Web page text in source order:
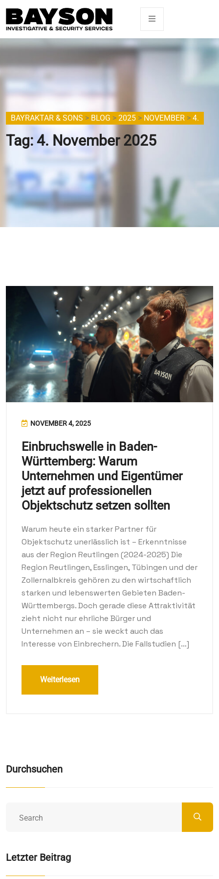
BAYRAKTAR & SONS > BLOG > 2025 > NOVEMBER > 4.
Tag: 4. November 2025
NOVEMBER 4, 2025
Einbruchswelle in Baden-
Württemberg: Warum
Unternehmen und Eigentümer
jetzt auf professionellen
Objektschutz setzen sollten
Warum heute ein starker Partner für
Objektschutz unerlässlich ist – Erkenntnisse
aus der Region Reutlingen (2024-2025) Die
Region Reutlingen, Esslingen, Tübingen und der
Zollernalbkreis gehören zu den wirtschaftlich
starken und lebenswerten Gebieten Baden-
Württembergs. Doch gerade diese Attraktivität
zieht nicht nur ehrliche Bürger und
Unternehmen an – sie weckt auch das
Interesse von Einbrechern. Die Fallstudien […]
Weiterlesen
Durchsuchen
Letzter Beitrag